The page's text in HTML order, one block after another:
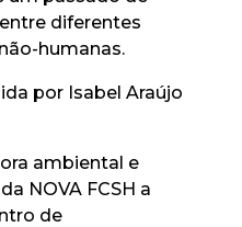
diferentes
humanas.
por Isabel Araújo
ambiental e
NOVA FCSH a
de